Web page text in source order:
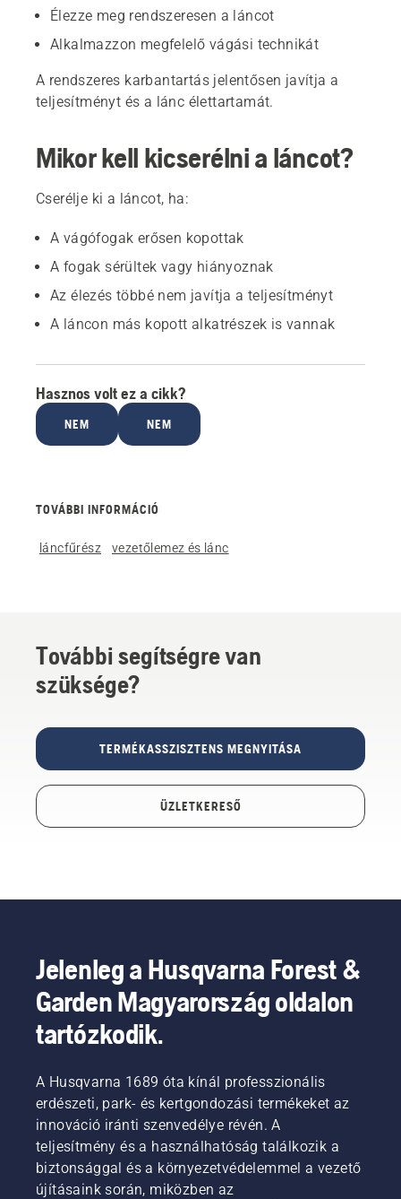
Élezze meg rendszeresen a láncot
Alkalmazzon megfelelő vágási technikát
A rendszeres karbantartás jelentősen javítja a
teljesítményt és a lánc élettartamát.
Mikor kell kicserélni a láncot?
Cserélje ki a láncot, ha:
A vágófogak erősen kopottak
A fogak sérültek vagy hiányoznak
Az élezés többé nem javítja a teljesítményt
A láncon más kopott alkatrészek is vannak
Hasznos volt ez a cikk?
NEM NEM
TOVÁBBI INFORMÁCIÓ
láncfűrész vezetőlemez és lánc
További segítségre van
szüksége?
TERMÉKASSZISZTENS MEGNYITÁSA
ÜZLETKERESŐ
Jelenleg a Husqvarna Forest &
Garden Magyarország oldalon
tartózkodik.
A Husqvarna 1689 óta kínál professzionális
erdészeti, park- és kertgondozási termékeket az
innováció iránti szenvedélye révén. A
teljesítmény és a használhatóság találkozik a
biztonsággal és a környezetvédelemmel a vezető
újításaink során, miközben az